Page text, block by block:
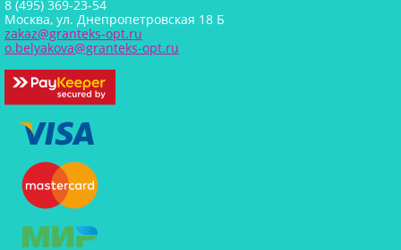
8 (495) 369-23-54
Москва, ул. Днепропетровская 18 Б
zakaz@granteks-opt.ru
o.belyakova@granteks-opt.ru